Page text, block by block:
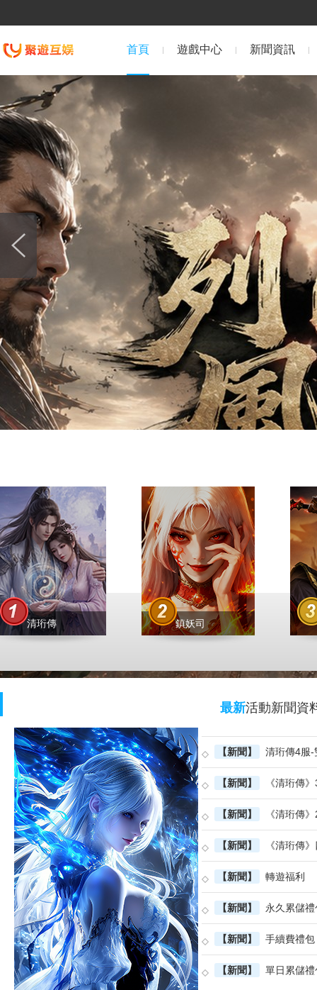
首頁 遊戲中心 新聞資訊
清珩傳 鎮妖司
最新活動新聞資
【新聞】 清珩傳4服-雙線4區
【新聞】 《清珩傳》3服-雙
【新聞】 《清珩傳》2服-
【新聞】 《清珩傳》四大
【新聞】 轉遊福利
【新聞】 永久累儲禮
【新聞】 手續費禮包
【新聞】 單日累儲禮